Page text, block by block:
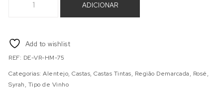
ADICIONAR
Add to wishlist
REF: DE-VR-HM-75
Categorias:Alentejo,Castas,Castas Tintas, Região Demarcada, Rosé,
Syrah, Tipo de Vinho